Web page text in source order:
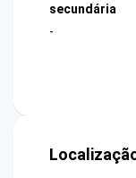
secundária
-